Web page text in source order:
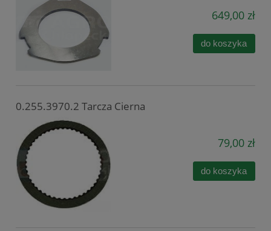
649,00 zł
do koszyka
0.255.3970.2 Tarcza Cierna
79,00 zł
do koszyka